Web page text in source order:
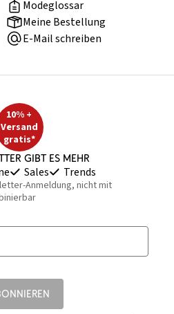
Modeglossar
Meine Bestellung
E-Mail schreiben
10% +
Versand
gratis*
gibt es mehr
Sales Trends
Anmeldung, nicht mit